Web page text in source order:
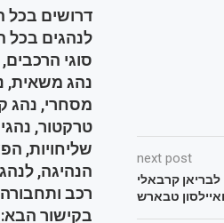
next post
לבריאן קרבאלי
ואיילסון טבארש
דרושים בכל
לנהגים בכל
סוגי
נהג משאית,
מסחרי, נהג
טרקטור,
שליחויות,
הנהיגה,
רכב
בקישור הבא: